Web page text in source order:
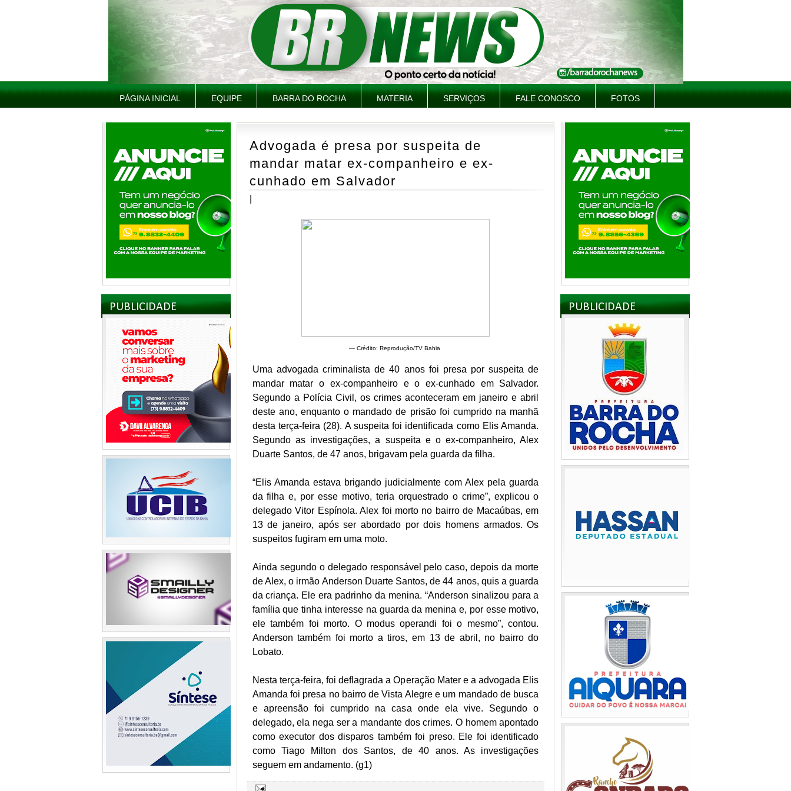
PÁGINA INICIAL EQUIPE BARRA DO ROCHA MATERIA SERVIÇOS FALE CONOSCO FOTOS
PUBLICIDADE
Advogada é presa por suspeita de
mandar matar ex-companheiro e ex-
cunhado em Salvador
— Crédito: Reprodução/TV Bahia
Uma advogada criminalista de 40 anos foi presa por suspeita de
mandar matar o ex-companheiro e o ex-cunhado em Salvador.
Segundo a Polícia Civil, os crimes aconteceram em janeiro e abril
deste ano, enquanto o mandado de prisão foi cumprido na manhã
desta terça-feira (28). A suspeita foi identificada como Elis Amanda.
Segundo as investigações, a suspeita e o ex-companheiro, Alex
Duarte Santos, de 47 anos, brigavam pela guarda da filha.
“Elis Amanda estava brigando judicialmente com Alex pela guarda
da filha e, por esse motivo, teria orquestrado o crime”, explicou o
delegado Vitor Espínola. Alex foi morto no bairro de Macaúbas, em
13 de janeiro, após ser abordado por dois homens armados. Os
suspeitos fugiram em uma moto.
Ainda segundo o delegado responsável pelo caso, depois da morte
de Alex, o irmão Anderson Duarte Santos, de 44 anos, quis a guarda
da criança. Ele era padrinho da menina. “Anderson sinalizou para a
família que tinha interesse na guarda da menina e, por esse motivo,
ele também foi morto. O modus operandi foi o mesmo”, contou.
Anderson também foi morto a tiros, em 13 de abril, no bairro do
Lobato.
Nesta terça-feira, foi deflagrada a Operação Mater e a advogada Elis
Amanda foi presa no bairro de Vista Alegre e um mandado de busca
e apreensão foi cumprido na casa onde ela vive. Segundo o
delegado, ela nega ser a mandante dos crimes. O homem apontado
como executor dos disparos também foi preso. Ele foi identificado
como Tiago Milton dos Santos, de 40 anos. As investigações
seguem em andamento. (g1)
PUBLICIDADE